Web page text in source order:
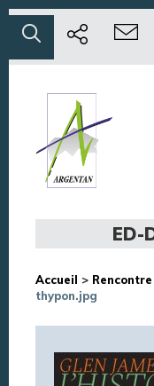
ED-
Accueil >
thypon.jpg